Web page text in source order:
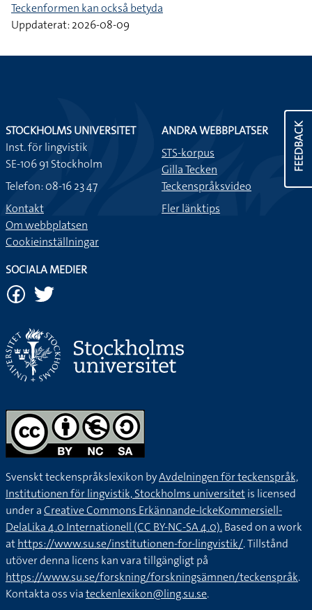
Teckenformen kan också betyda
Uppdaterat: 2026-08-09
FEEDBACK
STOCKHOLMS UNIVERSITET
Inst. för lingvistik
SE-106 91 Stockholm
Telefon: 08-16 23 47
Kontakt
Om webbplatsen
Cookieinställningar
ANDRA WEBBPLATSER
STS-korpus
Gilla Tecken
Teckenspråksvideo
Fler länktips
SOCIALA MEDIER
Svenskt teckenspråkslexikon byAvdelningen för teckenspråk,
Institutionen för lingvistik, Stockholms universitetis licensed
under aCreative Commons Erkännande-IckeKommersiell-
DelaLika 4.0 Internationell (CC BY-NC-SA 4.0).Based on a work
athttps://www.su.se/institutionen-for-lingvistik/. Tillstånd
utöver denna licens kan vara tillgängligt på
https://www.su.se/forskning/forskningsämnen/teckenspråk.
Kontakta oss viateckenlexikon@ling.su.se.